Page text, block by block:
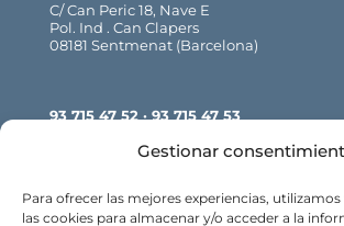
Gestionar
Para ofrecer las mejores experiencias,
las cookies para almacenar y/o acceder a la
C/ Can Peric 18, Nave E
Pol. Ind . Can Clapers
08181 Sentmenat (Barcelona)
93 715 47 52 · 93 715 47 53